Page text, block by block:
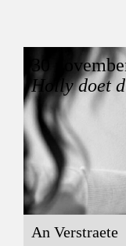
30
Holly doet
An Verstraete